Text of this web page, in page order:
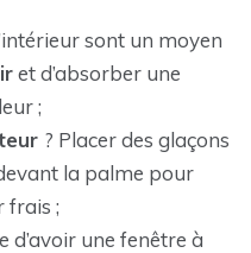
sont un moyen
et d’absorber une
;
? Placer des glaçons
la palme pour
frais ;
d’avoir une fenêtre à